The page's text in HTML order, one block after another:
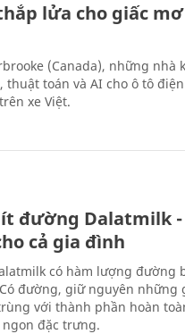
lửa cho giấc
(Canada), những nhà
toán và AI cho ô tô
xe Việt.
đường Dalatmilk
cả gia đình
có hàm lượng đường
đường, giữ nguyên những
với thành phần hoàn
đặc trưng.